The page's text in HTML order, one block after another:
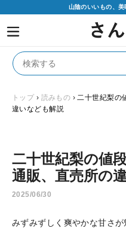
テ
山陰のいいもの、美
トップ › 読みもの › 二十世紀梨の
違いなども解説
二十世紀梨の値
通販、直売所の
2025/06/30
みずみずしく爽やかな甘さ